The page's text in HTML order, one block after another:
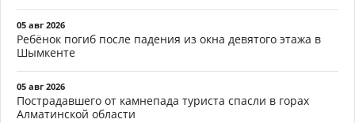
05 авг 2026
Ребёнок погиб после падения из окна девятого этажа в
Шымкенте
05 авг 2026
Пострадавшего от камнепада туриста спасли в горах
Алматинской области